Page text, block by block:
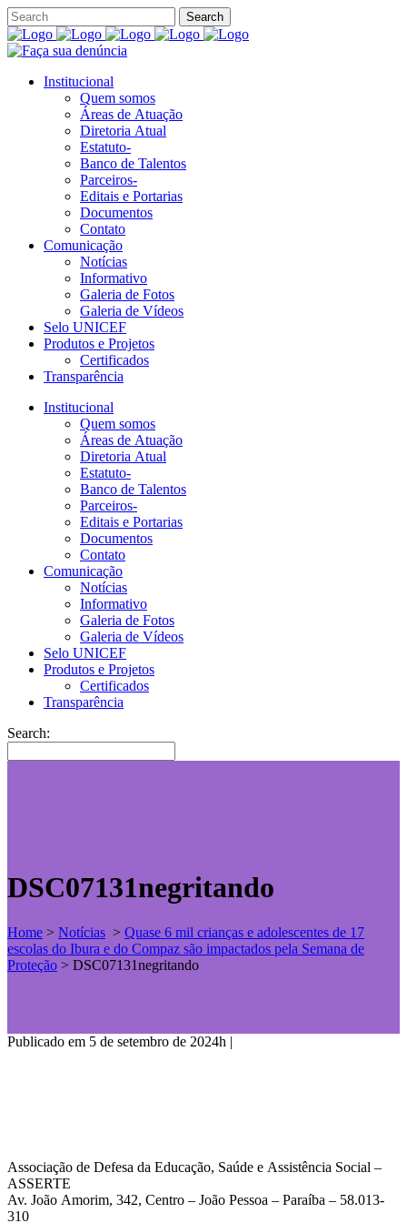
Institucional
Quem somos
Áreas de Atuação
Diretoria Atual
Estatuto-
Banco de Talentos
Parceiros-
Editais e Portarias
Documentos
Contato
Comunicação
Notícias
Informativo
Galeria de Fotos
Galeria de Vídeos
Selo UNICEF
Produtos e Projetos
Certificados
Transparência
Institucional
Quem somos
Áreas de Atuação
Diretoria Atual
Estatuto-
Banco de Talentos
Parceiros-
Editais e Portarias
Documentos
Contato
Comunicação
Notícias
Informativo
Galeria de Fotos
Galeria de Vídeos
Selo UNICEF
Produtos e Projetos
Certificados
Transparência
Search:
DSC07131negritando
Home > Notícias > Quase 6 mil crianças e adolescentes de 17
escolas do Ibura e do Compaz são impactados pela Semana de
Proteção > DSC07131negritando
Publicado em 5 de setembro de 2024h |
Associação de Defesa da Educação, Saúde e Assistência Social –
ASSERTE
Av. João Amorim, 342, Centro – João Pessoa – Paraíba – 58.013-
310